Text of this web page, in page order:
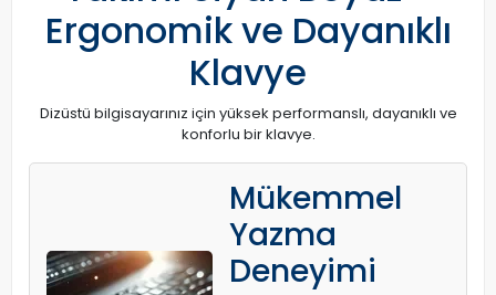
Ergonomik ve Dayanıklı
Klavye
Dizüstü bilgisayarınız için yüksek performanslı, dayanıklı ve
konforlu bir klavye.
Mükemmel
Yazma
Deneyimi